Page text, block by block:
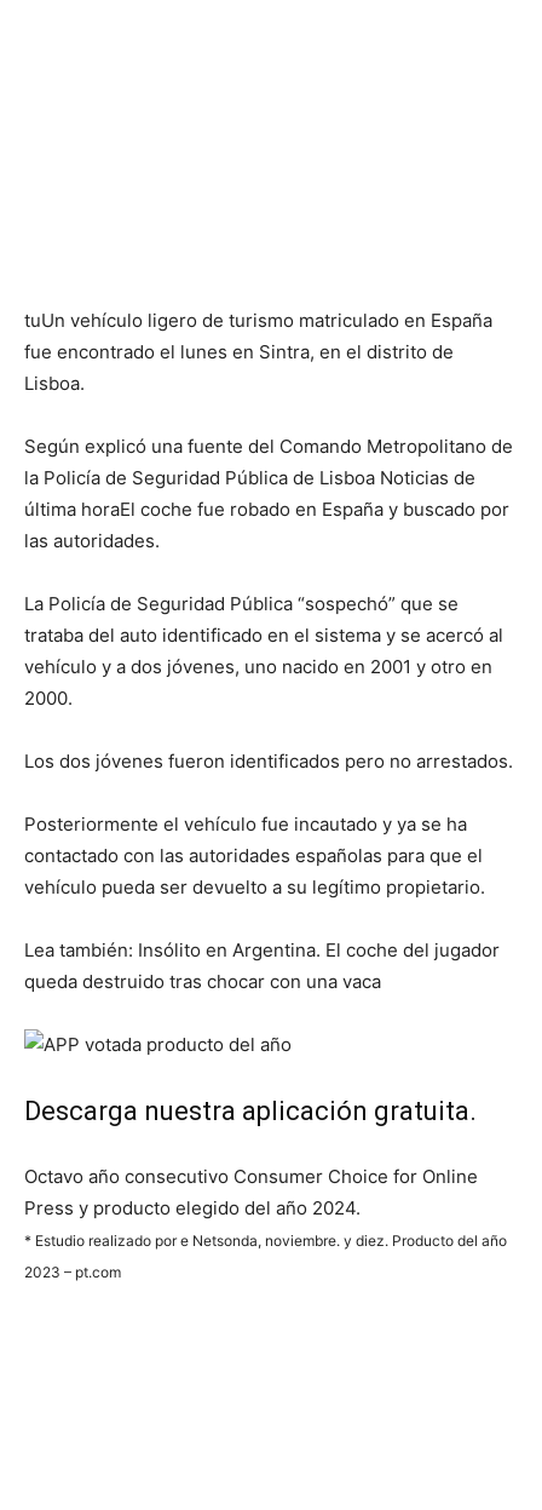
tuUn vehículo ligero de turismo matriculado en España
fue encontrado el lunes en Sintra, en el distrito de
Lisboa.
Según explicó una fuente del Comando Metropolitano de
la Policía de Seguridad Pública de Lisboa Noticias de
última horaEl coche fue robado en España y buscado por
las autoridades.
La Policía de Seguridad Pública “sospechó” que se
trataba del auto identificado en el sistema y se acercó al
vehículo y a dos jóvenes, uno nacido en 2001 y otro en
2000.
Los dos jóvenes fueron identificados pero no arrestados.
Posteriormente el vehículo fue incautado y ya se ha
contactado con las autoridades españolas para que el
vehículo pueda ser devuelto a su legítimo propietario.
Lea también: Insólito en Argentina. El coche del jugador
queda destruido tras chocar con una vaca
Descarga nuestra aplicación gratuita.
Octavo año consecutivo Consumer Choice for Online
Press y producto elegido del año 2024.
* Estudio realizado por e Netsonda, noviembre. y diez. Producto del año
2023 – pt.com